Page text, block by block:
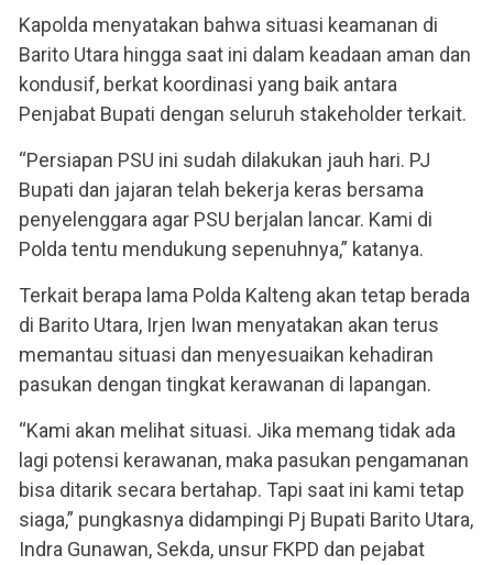
Kapolda menyatakan bahwa situasi keamanan di
Barito Utara hingga saat ini dalam keadaan aman dan
kondusif, berkat koordinasi yang baik antara
Penjabat Bupati dengan seluruh stakeholder terkait.
“Persiapan PSU ini sudah dilakukan jauh hari. PJ
Bupati dan jajaran telah bekerja keras bersama
penyelenggara agar PSU berjalan lancar. Kami di
Polda tentu mendukung sepenuhnya,” katanya.
Terkait berapa lama Polda Kalteng akan tetap berada
di Barito Utara, Irjen Iwan menyatakan akan terus
memantau situasi dan menyesuaikan kehadiran
pasukan dengan tingkat kerawanan di lapangan.
“Kami akan melihat situasi. Jika memang tidak ada
lagi potensi kerawanan, maka pasukan pengamanan
bisa ditarik secara bertahap. Tapi saat ini kami tetap
siaga,” pungkasnya didampingi Pj Bupati Barito Utara,
Indra Gunawan, Sekda, unsur FKPD dan pejabat